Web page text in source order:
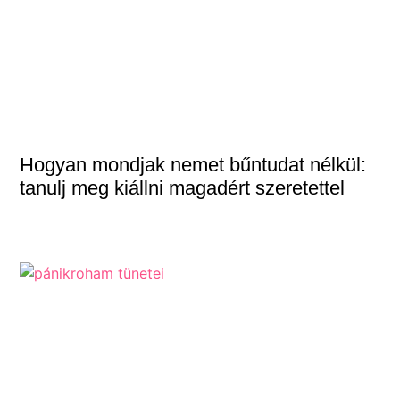
Hogyan mondjak nemet bűntudat nélkül:
tanulj meg kiállni magadért szeretettel